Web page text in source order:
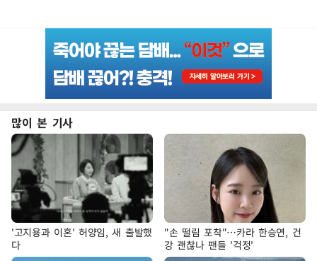
많이 본 기사
'고지용과 이혼' 허양임, 새 출발했
다
"손 떨림 포착"…카라 한승연, 건
강 괜찮나 팬들 '걱정'